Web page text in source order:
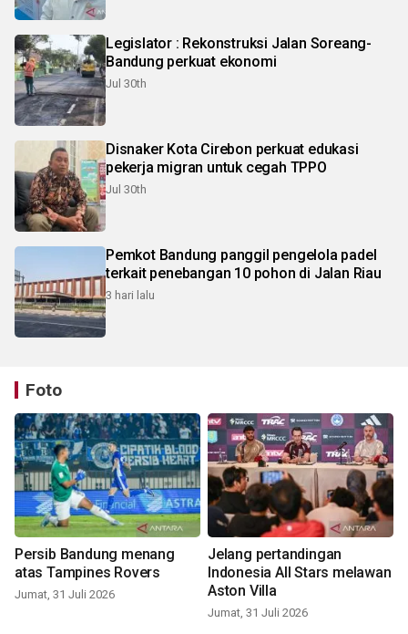
Legislator : Rekonstruksi Jalan Soreang-
Bandung perkuat ekonomi
Jul 30th
Disnaker Kota Cirebon perkuat edukasi
pekerja migran untuk cegah TPPO
Jul 30th
Pemkot Bandung panggil pengelola padel
terkait penebangan 10 pohon di Jalan Riau
3 hari lalu
Foto
Persib Bandung menang
atas Tampines Rovers
Jumat, 31 Juli 2026
Jelang pertandingan
Indonesia All Stars melawan
Aston Villa
Jumat, 31 Juli 2026